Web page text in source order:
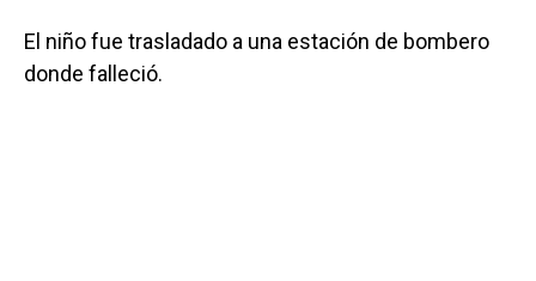
El niño fue trasladado a una estación de bombero
donde falleció.